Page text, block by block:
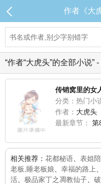
作者《大
“作者“大虎头”的全部小说” -
传销窝里的女
分类：热门小
作者： 大虎头
最新章节：
第
相关推荐： 花都秘语 表姐
老板,睡老板娘
幸福的路上
活
极品家丁之凋教仙子